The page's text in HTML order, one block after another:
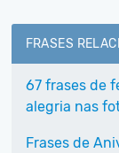
FRASES
67 frases de
alegria nas
Frases de